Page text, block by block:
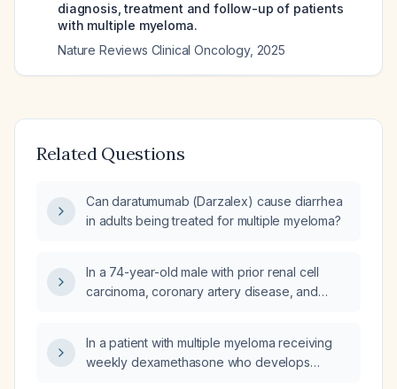
diagnosis, treatment and follow-up of patients
with multiple myeloma.
Nature Reviews Clinical Oncology, 2025
Related Questions
Can daratumumab (Darzalex) cause diarrhea
in adults being treated for multiple myeloma?
In a 74-year-old male with prior renal cell
carcinoma, coronary artery disease, and
bortezomib, lenalidomide, and
dexamethasone who now has a month-long
In a patient with multiple myeloma receiving
weekly dexamethasone who develops